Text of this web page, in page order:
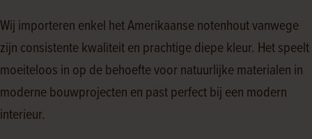
Wij importeren enkel het Amerikaanse notenhout vanwege
zijn consistente kwaliteit en prachtige diepe kleur. Het speelt
moeiteloos in op de behoefte voor natuurlijke materialen in
moderne bouwprojecten en past perfect bij een modern
interieur.